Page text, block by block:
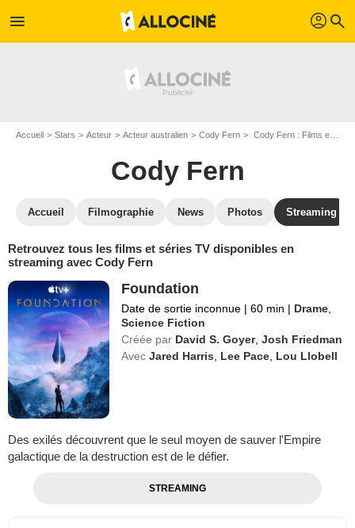
menu profil search
Accueil Stars Acteur Acteur australien Cody Fern Cody Fern : Films et séries online
Cody Fern
Accueil Filmographie News Photos Streaming
Retrouvez tous les films et séries TV disponibles en
streaming avec Cody Fern
Foundation
Date de sortie inconnue | 60 min | Drame
Science Fiction
Créée par David S. Goyer,Josh Friedman
Avec Jared Harris Lee Pace Lou Llobell
Des exilés découvrent que le seul moyen de sauver l'Empire
galactique de la destruction est de le défier.
STREAMING